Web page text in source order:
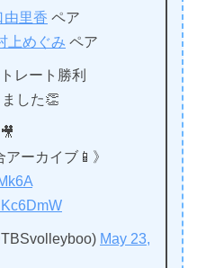
由里香 ペア
上めぐみ ペア
レート勝利
した👏
アーカイブ📱》
May 23,